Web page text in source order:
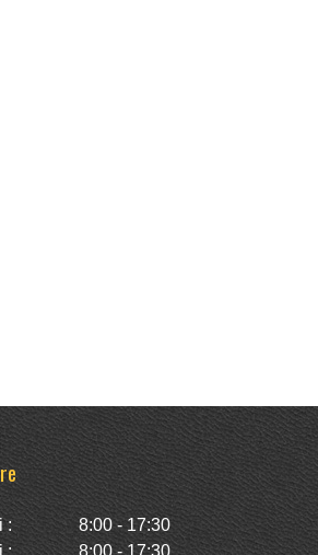
:
8:00 - 17:30